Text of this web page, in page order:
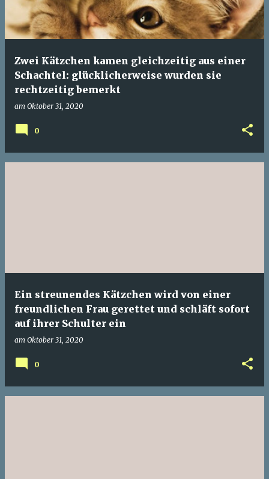
Zwei Kätzchen kamen gleichzeitig aus einer
Schachtel: glücklicherweise wurden sie
rechtzeitig bemerkt
am Oktober 31, 2020
0
Ein streunendes Kätzchen wird von einer
freundlichen Frau gerettet und schläft sofort
auf ihrer Schulter ein
am Oktober 31, 2020
0